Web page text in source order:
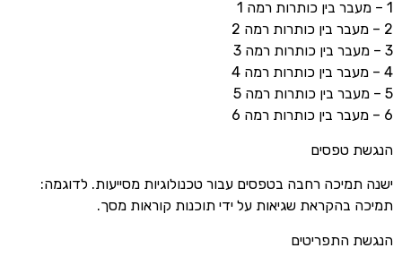
1 – מעבר בין כותרות רמה 1
2 – מעבר בין כותרות רמה 2
3 – מעבר בין כותרות רמה 3
4 – מעבר בין כותרות רמה 4
5 – מעבר בין כותרות רמה 5
6 – מעבר בין כותרות רמה 6
הנגשת טפסים
ישנה תמיכה רחבה בטפסים עבור טכנולוגיות מסייעות. לדוגמה:
תמיכה בהקראת שגיאות על ידי תוכנות קוראות מסך.
הנגשת התפריטים